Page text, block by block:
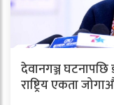
देवानगञ्ज
राष्ट्रिय एकता